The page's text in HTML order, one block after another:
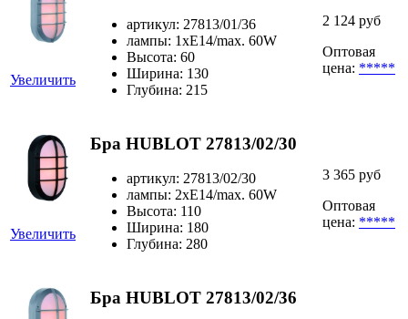
Увеличить
артикул: 27813/01/36
лампы: 1xE14/max. 60W
Высота: 60
Ширина: 130
Глубина: 215
2 124 руб
Оптовая
цена: *****
Увеличить
Бра HUBLOT 27813/02/30
артикул: 27813/02/30
лампы: 2xE14/max. 60W
Высота: 110
Ширина: 180
Глубина: 280
3 365 руб
Оптовая
цена: *****
Бра HUBLOT 27813/02/36